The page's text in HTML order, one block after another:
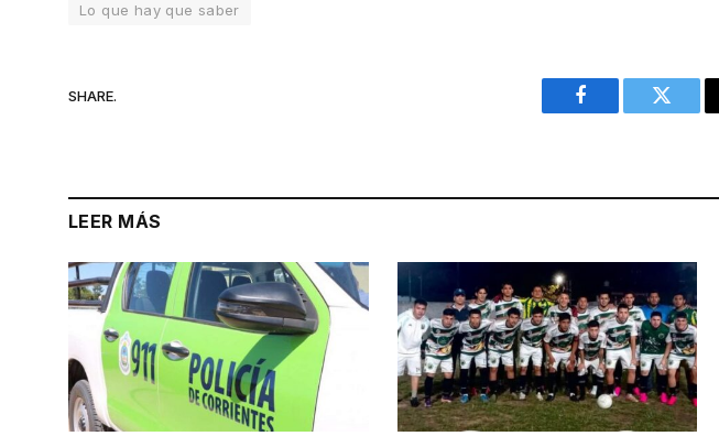
Lo que hay que saber
SHARE.
Facebook Twitter
LEER MÁS